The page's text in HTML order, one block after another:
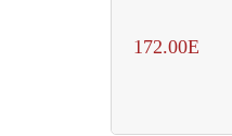
172.00E